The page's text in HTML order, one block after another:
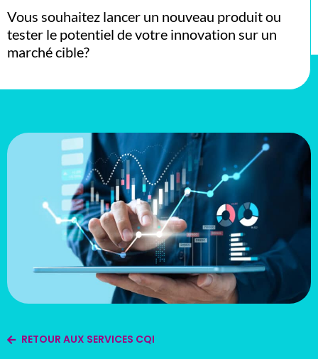
Vous souhaitez lancer un nouveau produit ou
tester le potentiel de votre innovation sur un
marché cible?
RETOUR AUX SERVICES CQI